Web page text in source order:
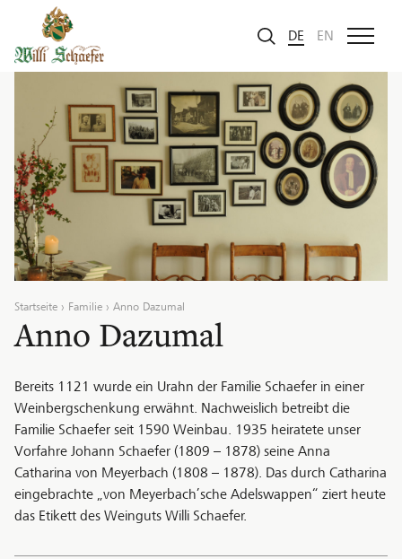
DE
EN
Startseite Familie Anno Dazumal
Anno Dazumal
Bereits 1121 wurde ein Urahn der Familie Schaefer in einer
Weinbergschenkung erwähnt. Nachweislich betreibt die
Familie Schaefer seit 1590 Weinbau. 1935 heiratete unser
Vorfahre Johann Schaefer (1809 – 1878) seine Anna
Catharina von Meyerbach (1808 – 1878). Das durch Catharina
eingebrachte „von Meyerbach’sche Adelswappen“ ziert heute
das Etikett des Weinguts Willi Schaefer.